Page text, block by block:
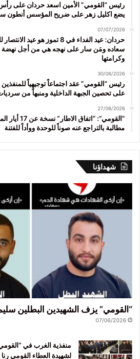
رئيس “القومي” الأمين اسعد حردان على
يضع اكليل زهر على ضريح المؤسس أنطون
07/07/2026
حردان: عيد الفداء في 8 تموز هو
سعاده ومَن سار على نهجه هي من أجل نهضة
وكرامتها
30/06/2026
رئيس “القومي” عقد اجتماعاً توجيهياً
على تحصين الجبهة الداخلية ومنبهاً من
27/06/2026
“القومي”:
مطالبة بالتراجع عنه صوناً للوحدة ووأداً للفتنة
شهداؤنا
“القومي” يزف الشهيدين البطلين
07/06/2026
منفذية الغرب في
لشهيدة العطاء القومي